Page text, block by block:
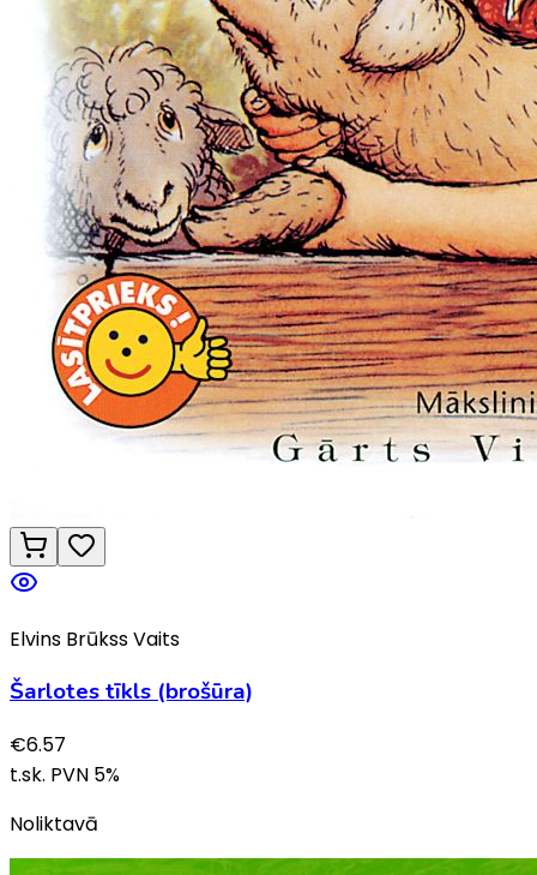
Elvins Brūkss Vaits
Šarlotes tīkls (brošūra)
€6.57
t.sk. PVN 5%
Noliktavā